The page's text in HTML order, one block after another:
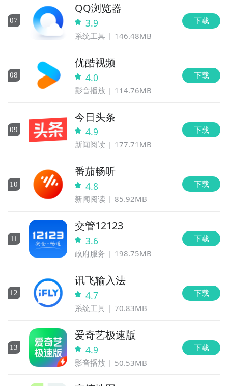
07
QQ浏览器
3.9
系统工具 146.48MB
下载
08
优酷视频
4.0
影音播放 114.76MB
下载
09
今日头条
4.9
新闻阅读 177.71MB
下载
10
番茄畅听
4.8
新闻阅读 85.92MB
下载
11
交管12123
3.6
政府服务 198.75MB
下载
12
讯飞输入法
4.7
系统工具 70.83MB
下载
13
爱奇艺极速版
4.9
影音播放 50.53MB
下载